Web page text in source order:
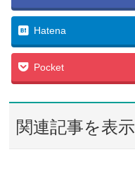
Hatena
Pocket
関連記事を表示